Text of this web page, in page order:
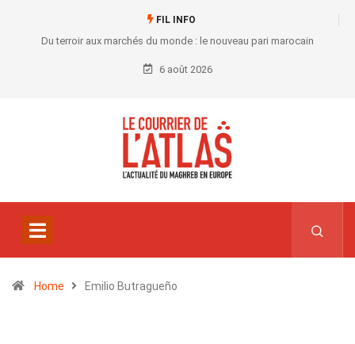
FIL INFO
Du terroir aux marchés du monde : le nouveau pari marocain
6 août 2026
Home Emilio Butragueño